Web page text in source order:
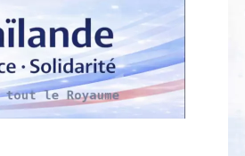
Thaïlande